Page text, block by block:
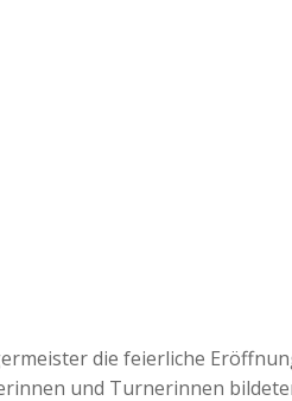
die feierliche
und Turnerinnen